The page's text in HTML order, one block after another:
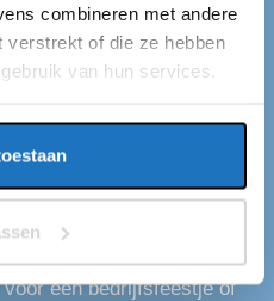
combineren met andere
verstrekt of die ze hebben
van hun services.
in Aalburg? Dan ben je bij
zijn Eventliner een
van en naar
variëren van 10 tot wel
een bedrijfsfeestje of